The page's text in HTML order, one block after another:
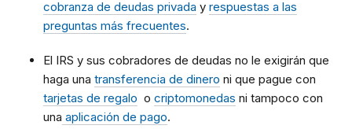
cobranza de deudas privada y respuestas a las
preguntas más frecuentes.
El IRS y sus cobradores de deudas no le exigirán que
haga una transferencia de dinero ni que pague con
tarjetas de regalo o criptomonedas ni tampoco con
una aplicación de pago.